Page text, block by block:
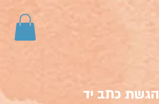
הגשת כתב יד